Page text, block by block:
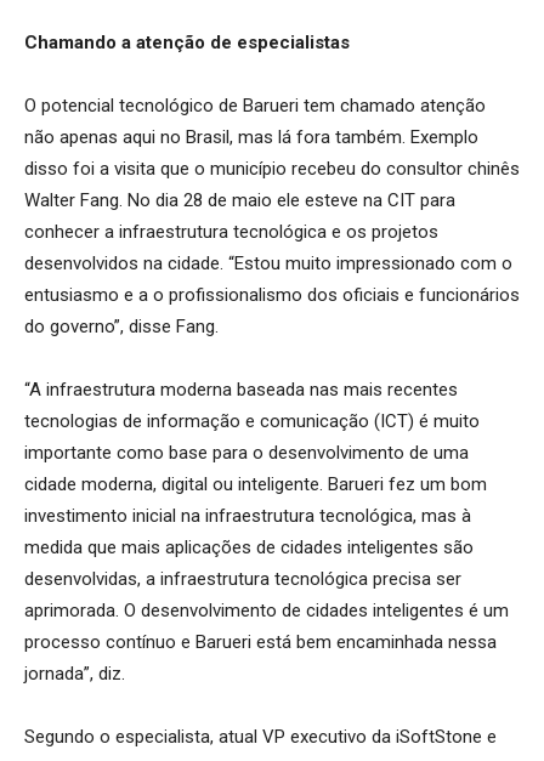
Chamando a atenção de especialistas
O potencial tecnológico de Barueri tem chamado atenção
não apenas aqui no Brasil, mas lá fora também. Exemplo
disso foi a visita que o município recebeu do consultor chinês
Walter Fang. No dia 28 de maio ele esteve na CIT para
conhecer a infraestrutura tecnológica e os projetos
desenvolvidos na cidade. “Estou muito impressionado com o
entusiasmo e a o profissionalismo dos oficiais e funcionários
do governo”, disse Fang.
“A infraestrutura moderna baseada nas mais recentes
tecnologias de informação e comunicação (ICT) é muito
importante como base para o desenvolvimento de uma
cidade moderna, digital ou inteligente. Barueri fez um bom
investimento inicial na infraestrutura tecnológica, mas à
medida que mais aplicações de cidades inteligentes são
desenvolvidas, a infraestrutura tecnológica precisa ser
aprimorada. O desenvolvimento de cidades inteligentes é um
processo contínuo e Barueri está bem encaminhada nessa
jornada”, diz.
Segundo o especialista, atual VP executivo da iSoftStone e